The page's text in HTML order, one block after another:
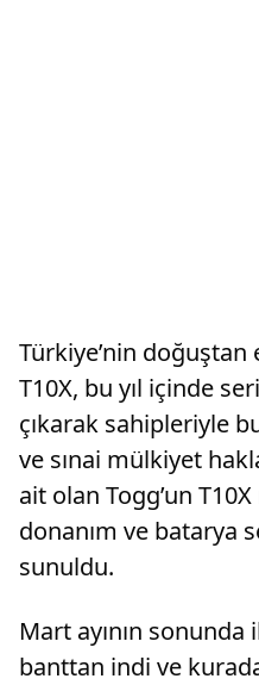
Türkiye’nin doğuştan
T10X, bu yıl içinde
çıkarak sahipleriyle
ve sınai mülkiyet
ait olan Togg’un
donanım ve batarya
sunuldu.
Mart ayının
banttan indi ve